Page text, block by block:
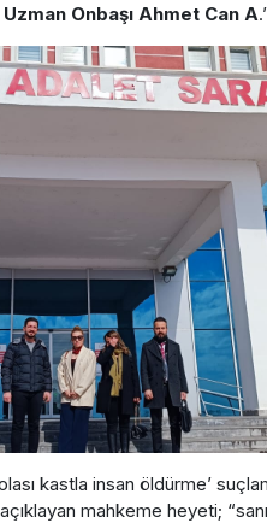
Uzman Onbaşı Ahmet Can A
kastla insan öldürme’
mahkeme heyeti;